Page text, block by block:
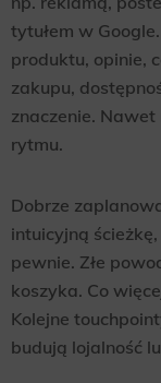
tytułem w
produktu, opinie,
zakupu,
znaczenie.
rytmu.
Dobrze
intuicyjną
pewnie. Złe
koszyka. Co
Kolejne
budują lojalność